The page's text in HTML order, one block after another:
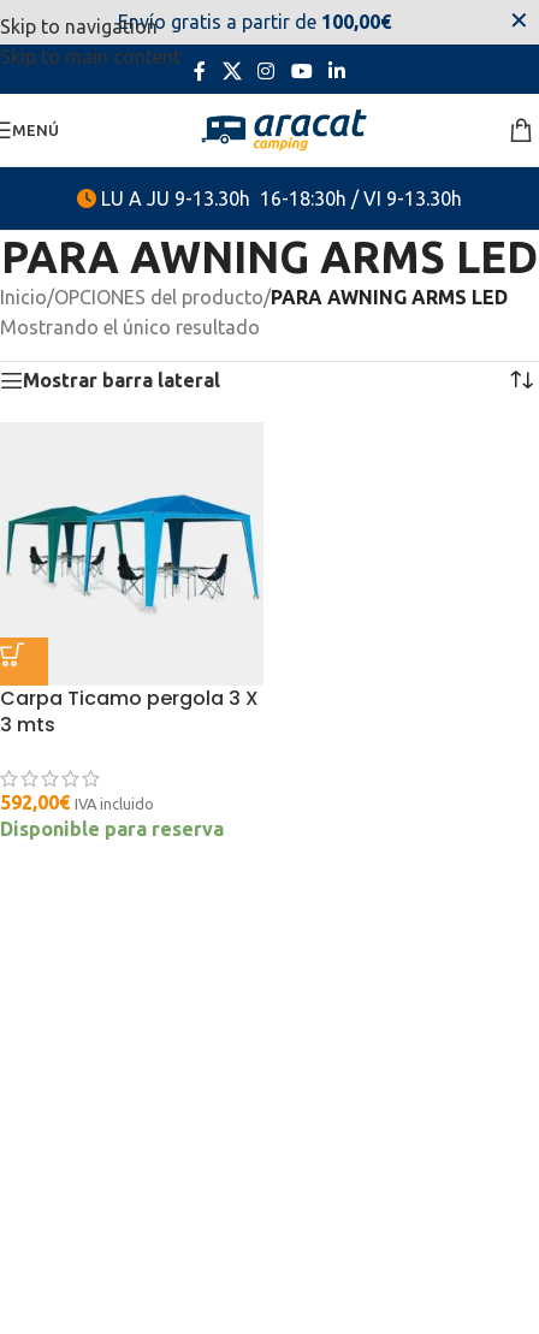
Skip to navigation
Skip to main content
estaremos disponibles. Disculpen las molestias.
MENÚ
LU A JU 9-13.30h 16-18:30h / VI 9-13.30h
PARA AWNING ARMS LED
Inicio/OPCIONES del producto/PARA AWNING ARMS LED
Mostrando el único resultado
Envío gratis a partir de 100,00€ ✕
Mostrar barra lateral
Carpa Ticamo pergola 3 X
3 mts
592,00€ IVA incluido
Disponible para reserva